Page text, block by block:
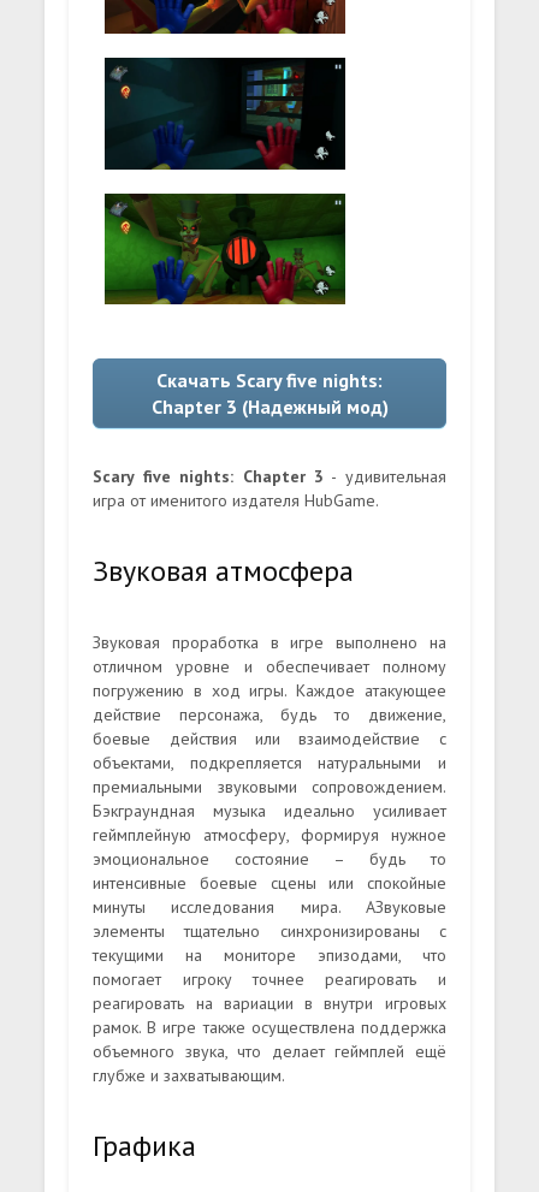
Скачать Scary five nights:
Chapter 3 (Надежный мод)
Scary five nights: Chapter 3 - удивительная
игра от именитого издателя HubGame.
Звуковая атмосфера
Звуковая проработка в игре выполнено на
отличном уровне и обеспечивает полному
погружению в ход игры. Каждое атакующее
действие персонажа, будь то движение,
боевые действия или взаимодействие с
объектами, подкрепляется натуральными и
премиальными звуковыми сопровождением.
Бэкграундная музыка идеально усиливает
геймплейную атмосферу, формируя нужное
эмоциональное состояние – будь то
интенсивные боевые сцены или спокойные
минуты исследования мира. АЗвуковые
элементы тщательно синхронизированы с
текущими на мониторе эпизодами, что
помогает игроку точнее реагировать и
реагировать на вариации в внутри игровых
рамок. В игре также осуществлена поддержка
объемного звука, что делает геймплей ещё
глубже и захватывающим.
Графика